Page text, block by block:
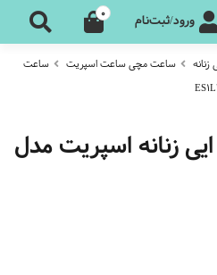
ورود/ثبت‌نام 0
ساعت مچی ساعت اسپریت
ساعت
زنانه اسپریت مدل